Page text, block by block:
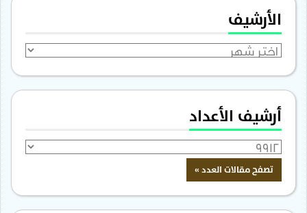
الأرشيف
الأرشيف
أرشيف الأعداد